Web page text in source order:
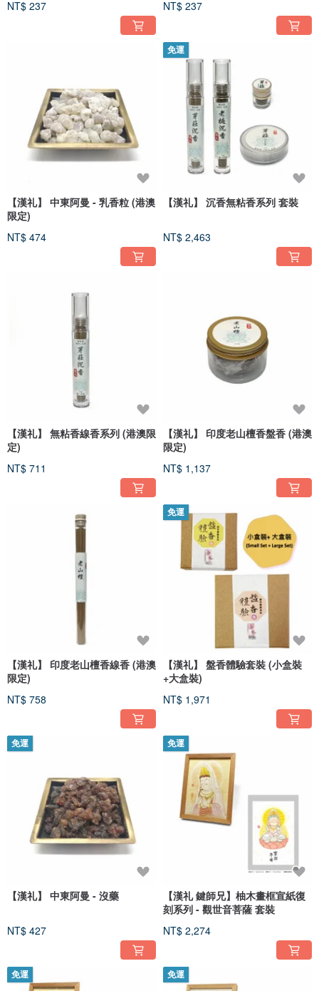
NT$ 237 NT$ 237
【漢礼】 中東阿曼 - 乳香粒 (港澳
限定)
NT$ 474
免運
【漢礼】 沉香無粘香系列 套裝
NT$ 2,463
【漢礼】 無粘香線香系列 (港澳限
定)
NT$ 711
【漢礼】 印度老山檀香盤香 (港澳
限定)
NT$ 1,137
【漢礼】 印度老山檀香線香 (港澳
限定)
NT$ 758
免運
【漢礼】 盤香體驗套裝 (小盒裝
+大盒裝)
NT$ 1,971
免運
【漢礼】 中東阿曼 - 沒藥
NT$ 427
免運
【漢礼 鍵師兄】柚木畫框宣紙復
刻系列 - 觀世音菩薩 套裝
NT$ 2,274
免運 免運